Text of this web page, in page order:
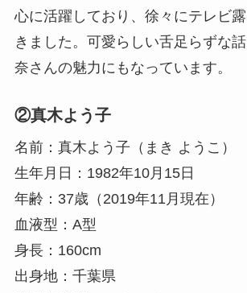
心に活躍しており、徐々にテレビ
きました。可愛らしい舌足らずな
奈さんの魅力にもなっています。
②真木よう子
名前：真木よう子（まき ようこ）
生年月日：1982年10月15日
年齢：37歳（2019年11月現在）
血液型：A型
身長：160cm
出身地：千葉県